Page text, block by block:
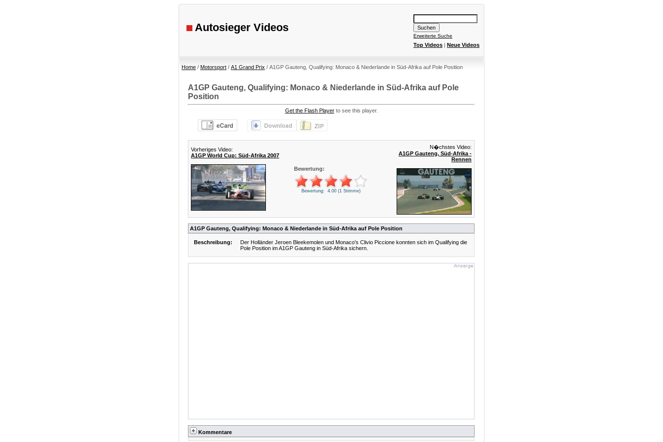
Autosieger Videos
Erweiterte Suche
Top Videos | Neue Videos
Home / Motorsport / A1 Grand Prix / A1GP Gauteng, Qualifying: Monaco & Niederlande in Süd-Afrika auf Pole Position
A1GP Gauteng, Qualifying: Monaco & Niederlande in Süd-Afrika auf Pole
Position
Get the Flash Playerto see this player.
Vorheriges Video:
A1GP World Cup: Süd-Afrika 2007
Bewertung:
Bewertung: 4.00 (1 Stimme)
N�chstes Video:
A1GP Gauteng, Süd-Afrika -
Rennen
A1GP Gauteng, Qualifying: Monaco & Niederlande in Süd-Afrika auf Pole Position
Beschreibung:
Der Holländer Jeroen Bleekemolen und Monaco's Clivio Piccione konnten sich im Qualifying die
Pole Position im A1GP Gauteng in Süd-Afrika sichern.
Kommentare